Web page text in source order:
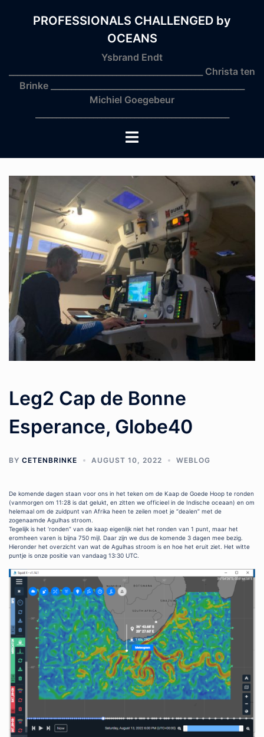
PROFESSIONALS CHALLENGED by
OCEANS
Ysbrand Endt
_______________________________________________ Christa ten
Brinke _______________________________________________
Michiel Goegebeur
Toggle
menu
Leg2 Cap de Bonne
Esperance, Globe40
BY CETENBRINKE AUGUST 10, 2022 WEBLOG
De komende dagen staan voor ons in het teken om de Kaap de Goede Hoop te ronden
(vanmorgen om 11:28 is dat gelukt, en zitten we officieel in de Indische oceaan) en om
helemaal om de zuidpunt van Afrika heen te zeilen moet je “dealen” met de
zogenaamde Agulhas stroom.
Tegelijk is het ‘ronden” van de kaap eigenlijk niet het ronden van 1 punt, maar het
eromheen varen is bijna 750 mijl. Daar zijn we dus de komende 3 dagen mee bezig.
Hieronder het overzicht van wat de Agulhas stroom is en hoe het eruit ziet. Het witte
puntje is onze positie van vandaag 13:30 UTC.